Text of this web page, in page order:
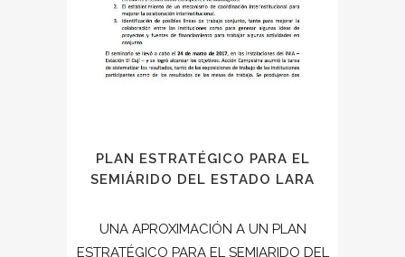
PLAN ESTRATÉGICO PARA EL
SEMIÁRIDO DEL ESTADO LARA
UNA APROXIMACIÓN A UN PLAN
ESTRATÉGICO PARA EL SEMIARIDO DEL